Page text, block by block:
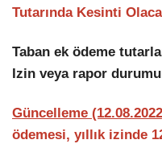
Tutarında Kesinti
Taban ek ödeme
Izin veya rapor
Güncelleme
ödemesi, yıllık izinde